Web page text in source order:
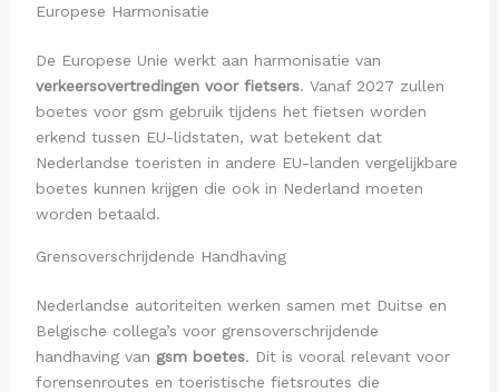
Europese Harmonisatie
De Europese Unie werkt aan harmonisatie van
verkeersovertredingen voor fietsers. Vanaf 2027 zullen
boetes voor gsm gebruik tijdens het fietsen worden
erkend tussen EU-lidstaten, wat betekent dat
Nederlandse toeristen in andere EU-landen vergelijkbare
boetes kunnen krijgen die ook in Nederland moeten
worden betaald.
Grensoverschrijdende Handhaving
Nederlandse autoriteiten werken samen met Duitse en
Belgische collega’s voor grensoverschrijdende
handhaving van gsm boetes. Dit is vooral relevant voor
forensenroutes en toeristische fietsroutes die